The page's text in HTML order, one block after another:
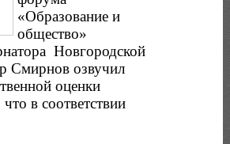
«Образование и
общество»
Новгородской
Смирнов озвучил
оценки
в соответствии